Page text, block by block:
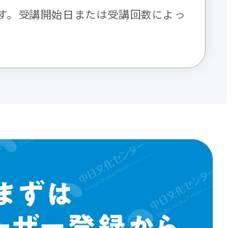
。受講開始日または受講回数によっ